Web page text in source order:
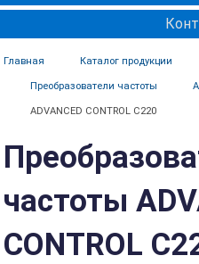
Главная Каталог продукции
Преобразователи частоты
ADVANCED CONTROL C220
частоты
CONTROL